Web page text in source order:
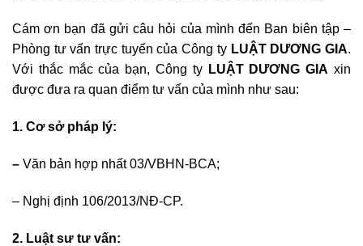
Cám ơn bạn đã gửi câu hỏi của mình đến Ban biên tập –
Phòng tư vấn trực tuyến của Công ty LUẬT DƯƠNG GIA.
Với thắc mắc của bạn, Công ty LUẬT DƯƠNG GIA xin
được đưa ra quan điểm tư vấn của mình như sau:
1. Cơ sở pháp lý:
– Văn bản hợp nhất 03/VBHN-BCA;
– Nghị định 106/2013/NĐ-CP.
2. Luật sư tư vấn: